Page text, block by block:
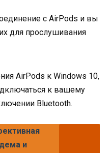
с AirPods и вы
для прослушивания
AirPods к Windows 10,
к вашему
Bluetooth.
и